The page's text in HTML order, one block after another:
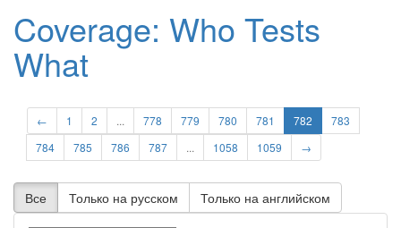
Coverage: Who Tests
What
← 1 2 ... 778 779 780 781 782
783
784
785 786 787 ... 1058 1059 →
Все Только на русском Только на английском